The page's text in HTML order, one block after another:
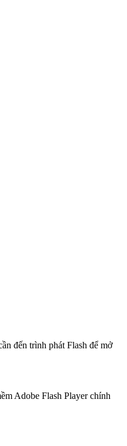
đến trình phát Flash để mở
Adobe Flash Player chính